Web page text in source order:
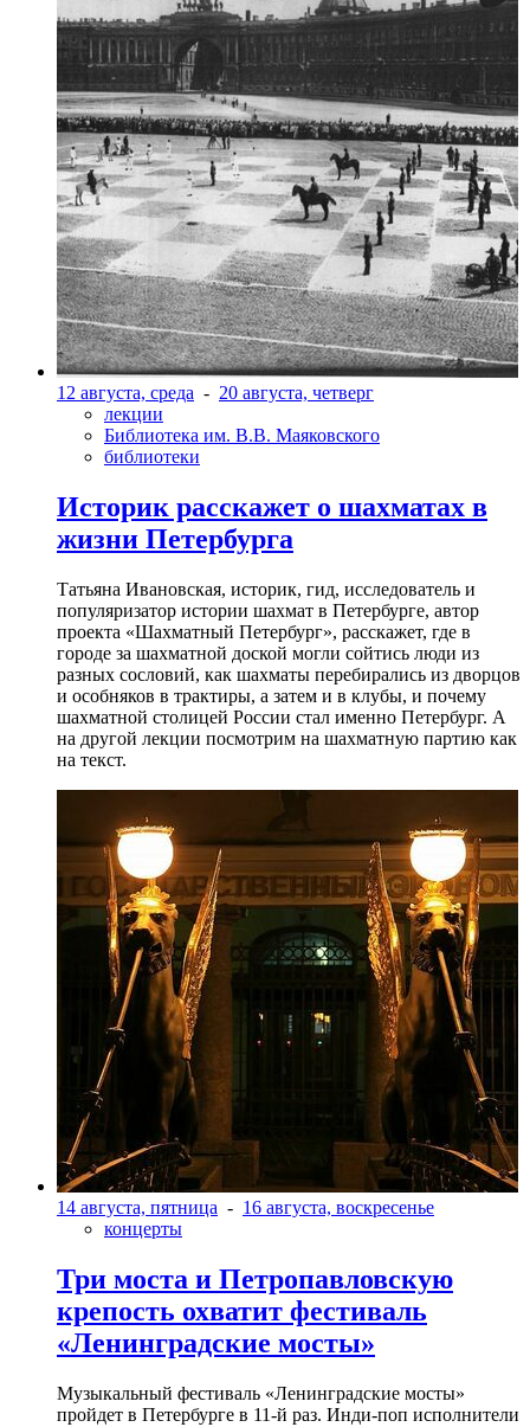
12 августа, среда - 20 августа, четверг
лекции
Библиотека им. В.В. Маяковского
библиотеки
Историк расскажет о шахматах в
жизни Петербурга
Татьяна Ивановская, историк, гид, исследователь и
популяризатор истории шахмат в Петербурге, автор
проекта «Шахматный Петербург», расскажет, где в
городе за шахматной доской могли сойтись люди из
разных сословий, как шахматы перебирались из дворцов
и особняков в трактиры, а затем и в клубы, и почему
шахматной столицей России стал именно Петербург. А
на другой лекции посмотрим на шахматную партию как
на текст.
14 августа, пятница - 16 августа, воскресенье
концерты
Три моста и Петропавловскую
крепость охватит фестиваль
«Ленинградские мосты»
Музыкальный фестиваль «Ленинградские мосты»
пройдет в Петербурге в 11-й раз. Инди-поп исполнители